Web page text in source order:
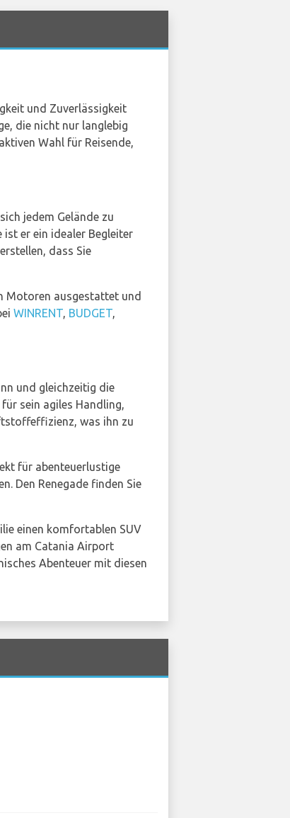
und Zuverlässigkeit
die nicht nur langlebig
Wahl für Reisende,
jedem Gelände zu
ist er ein idealer Begleiter
dass Sie
Motoren ausgestattet und
WINRENT, BUDGET,
und gleichzeitig die
sein agiles Handling,
was ihn zu
für abenteuerlustige
Den Renegade finden Sie
einen komfortablen SUV
am Catania Airport
Abenteuer mit diesen